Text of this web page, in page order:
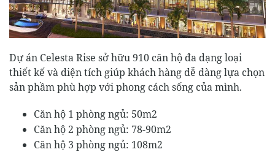
Dự án Celesta Rise sở hữu 910 căn hộ đa dạng loại
thiết kế và diện tích giúp khách hàng dễ dàng lựa chọn
sản phầm phù hợp với phong cách sống của mình.
Căn hộ 1 phòng ngủ: 50m2
Căn hộ 2 phòng ngủ: 78-90m2
Căn hộ 3 phòng ngủ: 108m2